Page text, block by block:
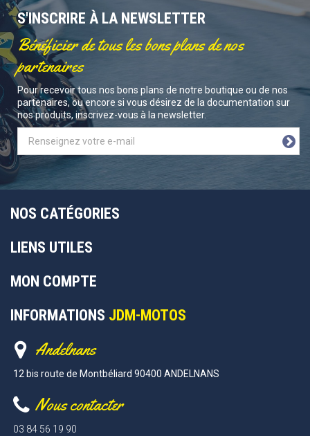
S'INSCRIRE À LA NEWSLETTER
Bénéficier de tous les bons plans de nos
partenaires
Pour recevoir tous nos bons plans de notre boutique ou de nos
partenaires, ou encore si vous désirez de la documentation sur
nos produits, inscrivez-vous à la newsletter.
NOS CATÉGORIES
LIENS UTILES
MON COMPTE
INFORMATIONS JDM-MOTOS
Andelnans
12 bis route de Montbéliard 90400 ANDELNANS
Nous contacter
03 84 56 19 90